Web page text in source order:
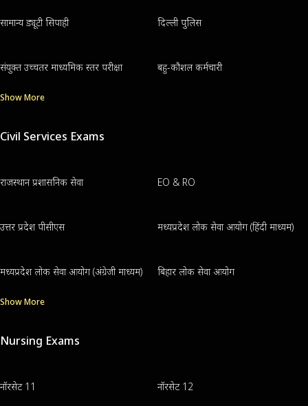
सामान्य ड्यूटी सिपाही दिल्ली पुलिस
संयुक्त उच्चतर माध्यमिक स्तर परीक्षा बहु-कौशल कर्मचारी
Show More
Civil Services Exams
राजस्थान प्रशासनिक सेवा EO & RO
उत्तर प्रदेश पीसीएस मध्यप्रदेश लोक सेवा आयोग (हिंदी माध्यम)
मध्यप्रदेश लोक सेवा आयोग (अंग्रेजी माध्यम) बिहार लोक सेवा आयोग
Show More
Nursing Exams
नॉरसेट 11 नॉरसेट 12